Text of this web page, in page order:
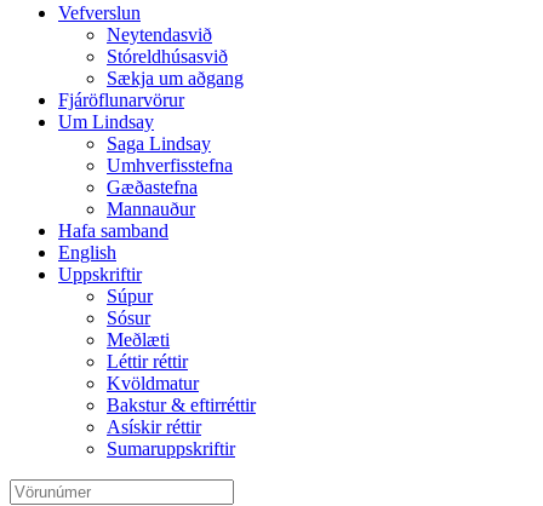
Vefverslun
Neytendasvið
Stóreldhúsasvið
Sækja um aðgang
Fjáröflunarvörur
Um Lindsay
Saga Lindsay
Umhverfisstefna
Gæðastefna
Mannauður
Hafa samband
English
Uppskriftir
Súpur
Sósur
Meðlæti
Léttir réttir
Kvöldmatur
Bakstur & eftirréttir
Asískir réttir
Sumaruppskriftir